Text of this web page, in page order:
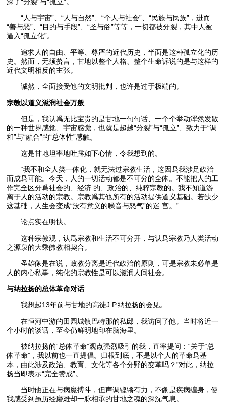
“人与宇宙”、“人与自然”、“个人与社会”、“民族与民族”，进而
“善与恶”、“目的与手段”、“圣与俗”等等，一切都被分裂，其中人被
逼入“孤立化”。
追求人的自由、平等、尊严的近代历史，半面是这种孤立化的历
史。然而，无须赘言，甘地以整个人格、整个生命诉说的是与这样的
近代文明相反的主张。
诚然，全面接受他的文明批判，也许是过于极端的。
宗教以道义滋润社会万般
但是，我认爲无比宝贵的是甘地一句句话、一个个举动浑然发散
的一种世界感觉、宇宙感觉，也就是超越“分裂”与“孤立”、致力于“调
和”与“融合”的“总体性”感触。
这是甘地坦率地吐露如下心情，令我想到的。
“我不和全人类一体化，就无法过宗教生活，这因爲我涉足政治
而成爲可能。今天，人的一切活动都是不可分的全体。不能把人的工
作完全区分爲社会的、经济 的、政治的、纯粹宗教的。我不知道游
离于人的活动的宗教。宗教爲其他所有的活动提供道义基础。若缺少
这基础，人生会变成“没有意义的噪音与怒气”的迷 宫。”
论点实在明快。
这种宗教观，认爲宗教和生活不可分开，与认爲宗教乃人类活动
之源泉的大乘佛教相契合。
圣雄像是在说，政教分离是近代政治的原则，可是宗教未必单是
人的内心私事，纯化的宗教性是可以滋润人间社会。
与纳拉扬的总体革命对话
我想起13年前与甘地的高徒J.P.纳拉扬的会见。
在恒河中游的田园城镇巴特那的私邸，我访问了他。当时将近一
个小时的谈话，至今仍鲜明地印在脑海里。
被纳拉扬的“总体革命”观点强烈吸引的我，直率提问：“关于“总
体革命”，我以前也一直提倡。归根到底，不是以个人的革命爲基
本，由此涉及政治、教育、文化等各个分野的变革吗？”对此，纳拉
扬当即表示“完全赞成”。
当时他正在与病魔搏斗，但声调铿锵有力，不像是疾病缠身，使
我感受到虽历经磨难却一脉相承的甘地之魂的深沈气息。